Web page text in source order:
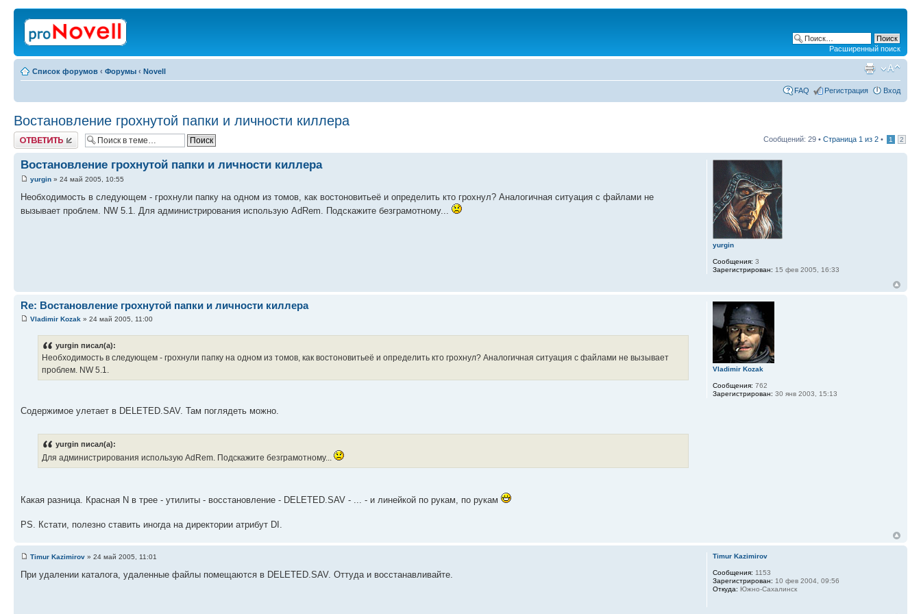
Расширенный поиск
Список форумов ‹ Форумы ‹ Novell
FAQ Регистрация Вход
Востановление грохнутой папки и личности киллера
Ответить Сообщений: 29 • Страница 1 из 2 • 1 2
Востановление грохнутой папки и личности киллера
yurgin » 24 май 2005, 10:55
Необходимость в следующем - грохнули папку на одном из томов, как востоновитьеё и определить кто грохнул? Аналогичная ситуация с файлами не
вызывает проблем. NW 5.1. Для администрирования использую AdRem. Подскажите безграмотному...
yurgin
Сообщения: 3
Зарегистрирован: 15 фев 2005, 16:33
Re: Востановление грохнутой папки и личности киллера
Vladimir Kozak » 24 май 2005, 11:00
yurgin писал(а):
Необходимость в следующем - грохнули папку на одном из томов, как востоновитьеё и определить кто грохнул? Аналогичная ситуация с файлами не вызывает
проблем. NW 5.1.
Содержимое улетает в DELETED.SAV. Там поглядеть можно.
yurgin писал(а):
Для администрирования использую AdRem. Подскажите безграмотному...
Какая разница. Красная N в трее - утилиты - восстановление - DELETED.SAV - ... - и линейкой по рукам, по рукам
PS. Кстати, полезно ставить иногда на директории атрибут DI.
Vladimir Kozak
Сообщения: 762
Зарегистрирован: 30 янв 2003, 15:13
Timur Kazimirov » 24 май 2005, 11:01
При удалении каталога, удаленные файлы помещаются в DELETED.SAV. Оттуда и восстанавливайте.
Timur Kazimirov
Сообщения: 1153
Зарегистрирован: 10 фев 2004, 09:56
Откуда: Южно-Сахалинск